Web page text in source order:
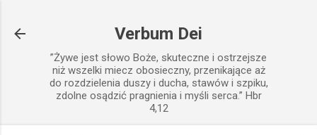
Verbum Dei
”Żywe jest słowo Boże, skuteczne i ostrzejsze
niż wszelki miecz obosieczny, przenikające aż
do rozdzielenia duszy i ducha, stawów i szpiku,
zdolne osądzić pragnienia i myśli serca.” Hbr
4,12